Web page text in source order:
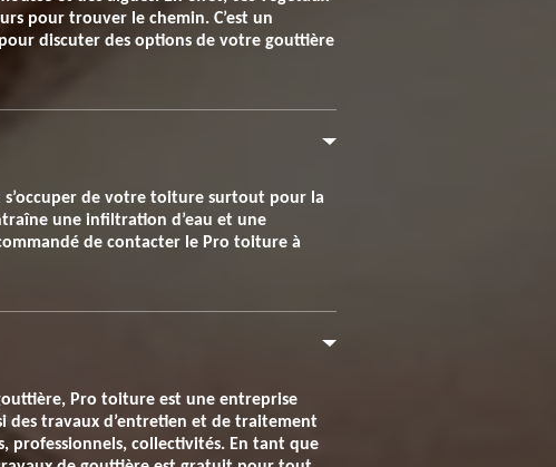
pour trouver le chemin. C’est un
discuter des options de votre gouttière
s’occuper de votre toiture surtout pour la
une infiltration d’eau et une
de contacter le Pro toiture à
Pro toiture est une entreprise
des travaux d’entretien et de traitement
professionnels, collectivités. En tant que